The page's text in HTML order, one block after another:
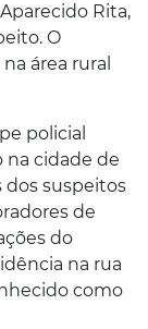
Rita,
O
área rural
policial
na cidade de
dos suspeitos
de
do
na rua
como